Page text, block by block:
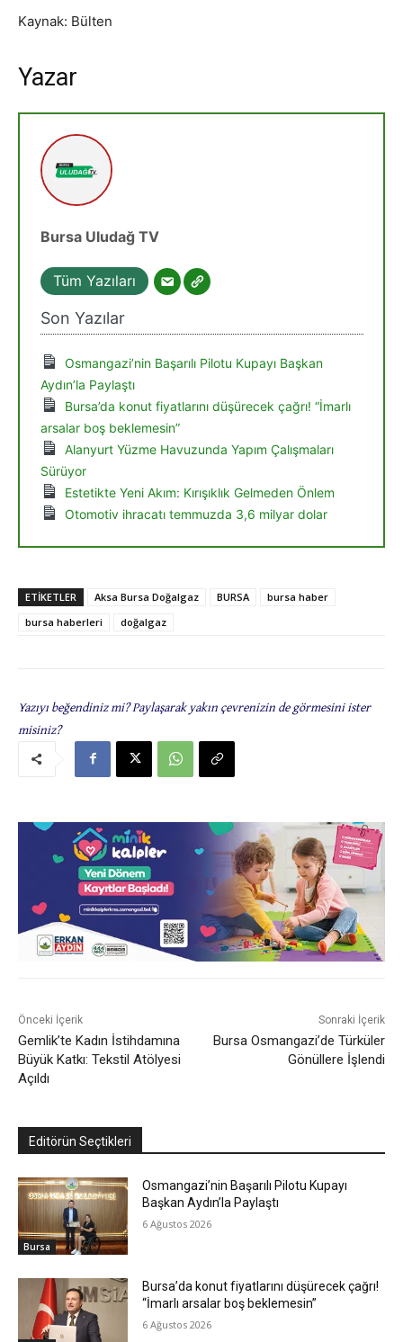
Kaynak: Bülten
Yazar
Bursa Uludağ TV
Tüm Yazıları
Son Yazılar
Osmangazi’nin Başarılı Pilotu Kupayı Başkan
Aydın’la Paylaştı
Bursa’da konut fiyatlarını düşürecek çağrı! “İmarlı
arsalar boş beklemesin”
Alanyurt Yüzme Havuzunda Yapım Çalışmaları
Sürüyor
Estetikte Yeni Akım: Kırışıklık Gelmeden Önlem
Otomotiv ihracatı temmuzda 3,6 milyar dolar
ETIKETLER Aksa Bursa Doğalgaz BURSA
bursa haber
bursa haberleri
doğalgaz
Yazıyı beğendiniz mi? Paylaşarak yakın çevrenizin de görmesini ister
misiniz?
Önceki İçerik
Gemlik’te Kadın İstihdamına
Büyük Katkı: Tekstil Atölyesi
Açıldı
Sonraki İçerik
Bursa Osmangazi’de Türküler
Gönüllere İşlendi
Editörün Seçtikleri
Bursa
Osmangazi’nin Başarılı Pilotu Kupayı
Başkan Aydın’la Paylaştı
6 Ağustos 2026
Bursa’da konut fiyatlarını düşürecek çağrı!
“İmarlı arsalar boş beklemesin”
6 Ağustos 2026